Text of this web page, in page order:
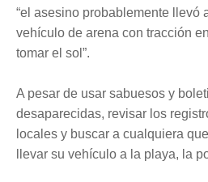
“el asesino probablemente llevó
vehículo de arena con tracción
tomar el sol”.
A pesar de usar sabuesos y
desaparecidas, revisar los
locales y buscar a cualquiera
llevar su vehículo a la playa, la